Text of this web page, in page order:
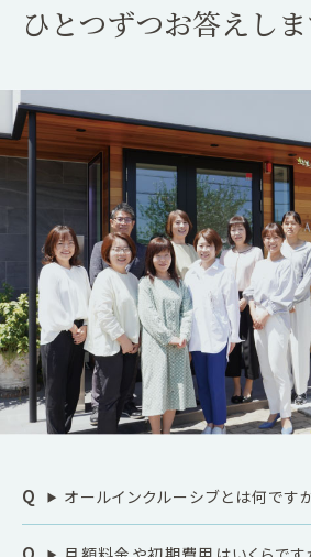
ひとつずつお答えし
オールインクルーシブとは何です